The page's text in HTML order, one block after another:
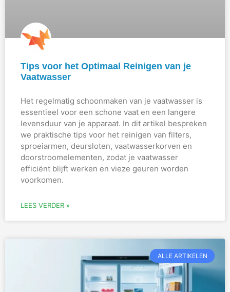
Tips voor het Optimaal Reinigen van je
Vaatwasser
Het regelmatig schoonmaken van je vaatwasser is
essentieel voor een schone vaat en een langere
levensduur van je apparaat. In dit artikel bespreken
we praktische tips voor het reinigen van filters,
sproeiarmen, deursloten, vaatwasserkorven en
doorstroomelementen, zodat je vaatwasser
efficiënt blijft werken en vieze geuren worden
voorkomen.
LEES VERDER »
ALLE ARTIKELEN